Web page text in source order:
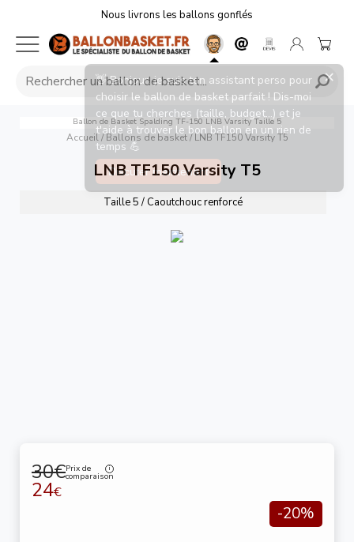
Nous livrons les ballons gonflés
Ballon de Basket Spalding TF-150 LNB Varsity Taille 5
Accueil/Ballons de basket/ LNB TF150 Varsity T5
LNB TF150 Varsity T5
Taille 5 / Caoutchouc renforcé
30€Prix de
comparaison
24€
-20%
👋 Bonjour, je suis ton assistant perso pour
choisir le ballon de basket parfait ! Dis-moi
ce que tu cherches (taille, budget...) et je
t'aide à trouver le bon ballon en un rien de
temps 💪
Discuter maintenant
×